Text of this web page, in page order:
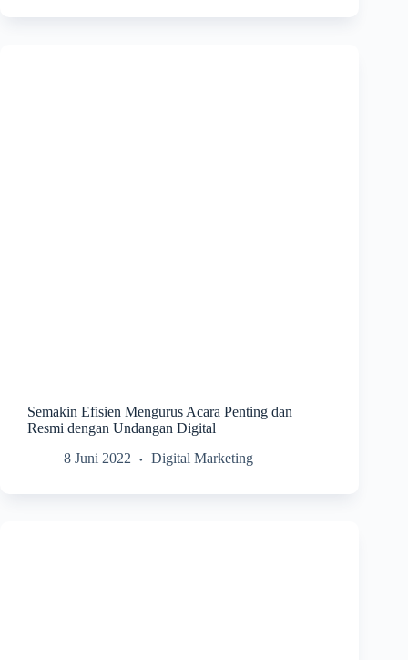
Semakin Efisien Mengurus Acara Penting dan
Resmi dengan Undangan Digital
8 Juni 2022
Digital Marketing